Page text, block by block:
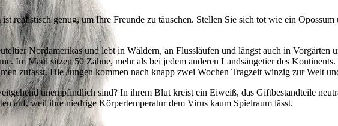
ist realistisch genug, um Ihre Freunde zu täuschen. Stellen Sie sich tot wie ein
Nordamerikas und lebt in Wäldern, an Flussläufen und längst auch in Vorgärten
Im Maul sitzen 50 Zähne, mehr als bei jedem anderen Landsäugetier des
zufasst. Die Jungen kommen nach knapp zwei Wochen Tragzeit winzig zur Welt
unempfindlich sind? In ihrem Blut kreist ein Eiweiß, das Giftbestandteile
auf, weil ihre niedrige Körpertemperatur dem Virus kaum Spielraum lässt.